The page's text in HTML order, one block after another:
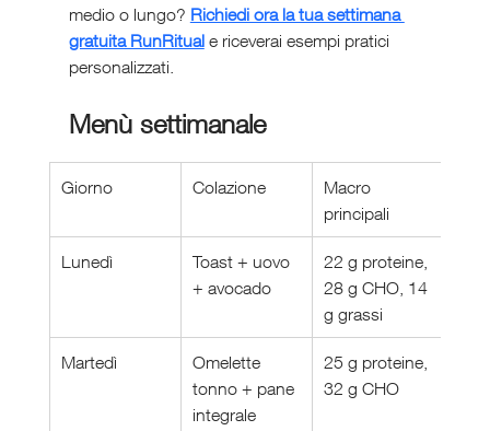
medio o lungo? Richiedi ora la tua settimana
gratuita RunRitual e riceverai esempi pratici
personalizzati.
Menù settimanale
Giorno Colazione
Macro
principali
Lunedì
Toast + uovo
+ avocado
22 g proteine,
28 g CHO, 14
g grassi
Martedì
Omelette
tonno + pane
integrale
25 g proteine,
32 g CHO